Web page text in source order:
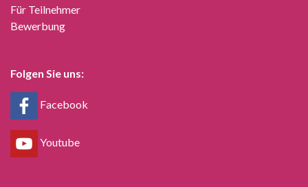
Für Teilnehmer
Bewerbung
Folgen Sie uns:
Facebook
Youtube